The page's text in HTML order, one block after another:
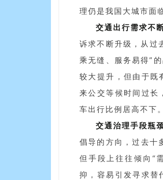
理仍是我国大城市面
交通出行需求不
诉求不断升级，从过
乘无缝、服务易得”
较大提升，但由于既
来公交等候时间过长
车出行比例居高不下。
交通治理手段瓶
倡导的方向，过去十
但手段上往往倾向“
抑，容易引发寻求替